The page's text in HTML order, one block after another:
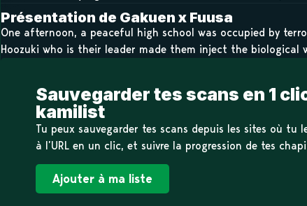
Présentation de Gakuen x Fuusa
One afternoon, a peaceful high school was occupied by
Hoozuki who is their leader made them inject the biological
Sauvegarder tes scans en 1
kamilist
Tu peux sauvegarder tes scans depuis les sites où tu
à l’URL en un clic, et suivre la progression de tes
Ajouter à ma liste